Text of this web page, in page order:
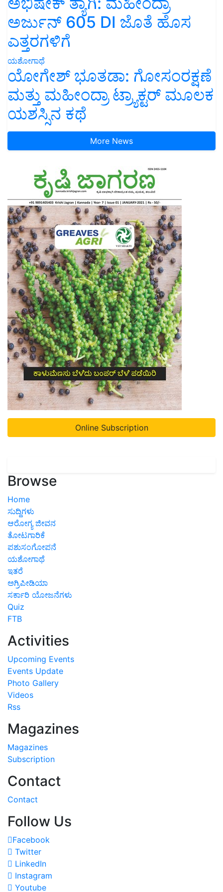
ಅರ್ಜುನ್ 605 DI ಜೊತೆ ಹೊಸ
ಎತ್ತರಗಳಿಗೆ
ಯಶೋಗಾಥೆ
ಯೋಗೇಶ್ ಭೂತಡಾ: ಗೋಸಂರಕ್ಷಣೆ
ಮತ್ತು ಮಹೀಂದ್ರಾ ಟ್ರ್ಯಾಕ್ಟರ್ ಮೂಲಕ
ಯಶಸ್ಸಿನ ಕಥೆ
More News
Online Subscription
Browse
Home
ಸುದ್ದಿಗಳು
ಆರೋಗ್ಯ ಜೀವನ
ತೋಟಗಾರಿಕೆ
ಪಶುಸಂಗೋಪನೆ
ಯಶೋಗಾಥೆ
ಇತರೆ
ಅಗ್ರಿಪೀಡಿಯಾ
ಸರ್ಕಾರಿ ಯೋಜನೆಗಳು
Quiz
FTB
Activities
Upcoming Events
Events Update
Photo Gallery
Videos
Rss
Magazines
Magazines
Subscription
Contact
Contact
Follow Us
Facebook
Twitter
LinkedIn
Instagram
Youtube